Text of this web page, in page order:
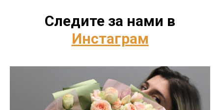
Следите за нами в
Инстаграм